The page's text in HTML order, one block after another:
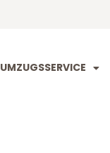
UMZUGSSERVICE